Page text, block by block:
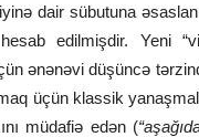
dair sübutuna
edilmişdir. Yeni
ənənəvi düşüncə
üçün klassik
müdafiə edən (